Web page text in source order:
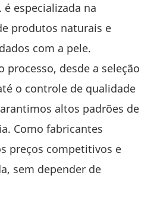
é especializada na
produtos naturais e
com a pele.
processo, desde a seleção
o controle de qualidade
altos padrões de
Como fabricantes
preços competitivos e
sem depender de